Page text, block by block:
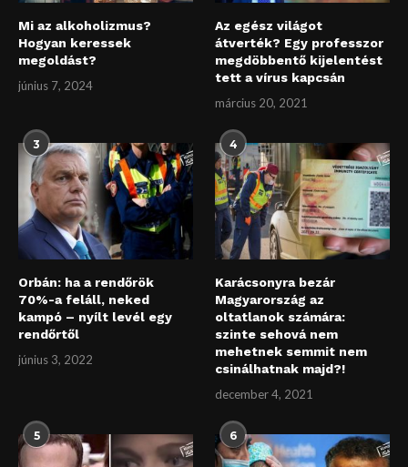
Mi az alkoholizmus?
Hogyan keressek
megoldást?
június 7, 2024
Az egész világot
átverték? Egy professzor
megdöbbentő kijelentést
tett a vírus kapcsán
március 20, 2021
3
Orbán: ha a rendőrök
70%-a feláll, neked
kampó – nyílt levél egy
rendőrtől
június 3, 2022
4
Karácsonyra bezár
Magyarország az
oltatlanok számára:
szinte sehová nem
mehetnek semmit nem
csinálhatnak majd?!
december 4, 2021
5 6